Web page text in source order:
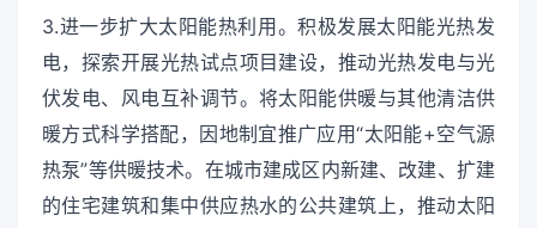
3.进一步扩大太阳能热利用。积极发展太阳能光热发
电，探索开展光热试点项目建设，推动光热发电与光
伏发电、风电互补调节。将太阳能供暖与其他清洁供
暖方式科学搭配，因地制宜推广应用“太阳能+空气源
热泵”等供暖技术。在城市建成区内新建、改建、扩建
的住宅建筑和集中供应热水的公共建筑上，推动太阳